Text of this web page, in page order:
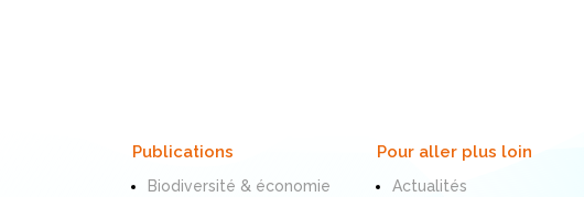
Publications
Biodiversité & économie
Pour aller plus loin
Actualités